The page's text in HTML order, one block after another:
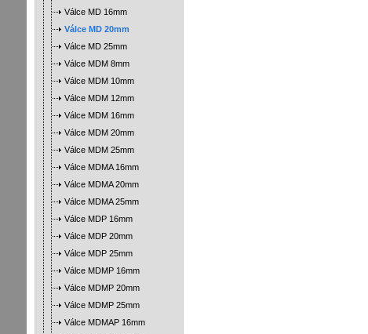
Válce MD 16mm
Válce MD 20mm
Válce MD 25mm
Válce MDM 8mm
Válce MDM 10mm
Válce MDM 12mm
Válce MDM 16mm
Válce MDM 20mm
Válce MDM 25mm
Válce MDMA 16mm
Válce MDMA 20mm
Válce MDMA 25mm
Válce MDP 16mm
Válce MDP 20mm
Válce MDP 25mm
Válce MDMP 16mm
Válce MDMP 20mm
Válce MDMP 25mm
Válce MDMAP 16mm